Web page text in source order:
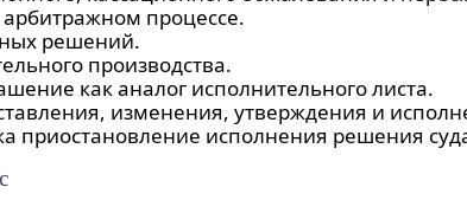
арбитражном процессе.
решений.
производства.
как аналог исполнительного листа.
изменения, утверждения и
приостановление исполнения решения